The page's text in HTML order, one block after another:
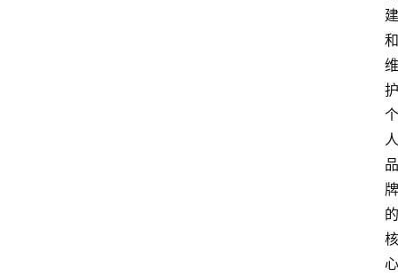
建
和
维
护
个
人
品
牌
的
核
心